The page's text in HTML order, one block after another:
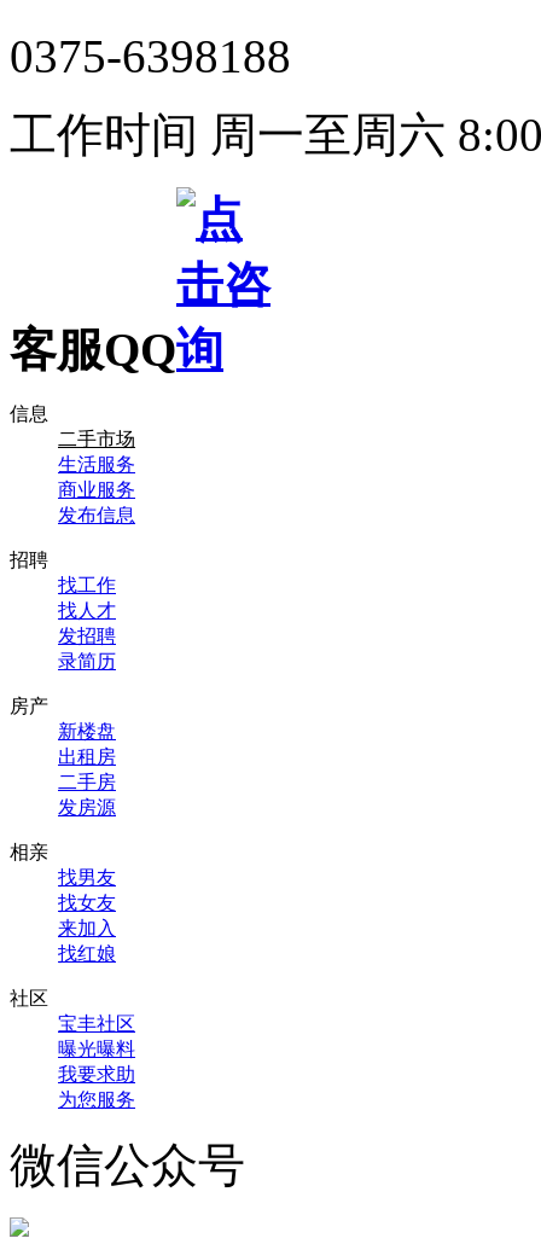
0375-6398188
工作时间 周一至周六
客服QQ
信息
二手市场
生活服务
商业服务
发布信息
招聘
找工作
找人才
发招聘
录简历
房产
新楼盘
出租房
二手房
发房源
相亲
找男友
找女友
来加入
找红娘
社区
宝丰社区
曝光曝料
我要求助
为您服务
微信公众号